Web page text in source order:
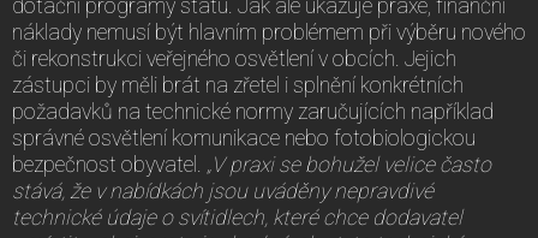
dotační programy státu. Jak ale ukazuje praxe, finanční
náklady nemusí být hlavním problémem při výběru nového
či rekonstrukci veřejného osvětlení v obcích. Jejich
zástupci by měli brát na zřetel i splnění konkrétních
požadavků na technické normy zaručujících například
správné osvětlení komunikace nebo fotobiologickou
bezpečnost obyvatel. „V praxi se bohužel velice často
stává, že v nabídkách jsou uváděny nepravdivé
technické údaje o svítidlech, které chce dodavatel